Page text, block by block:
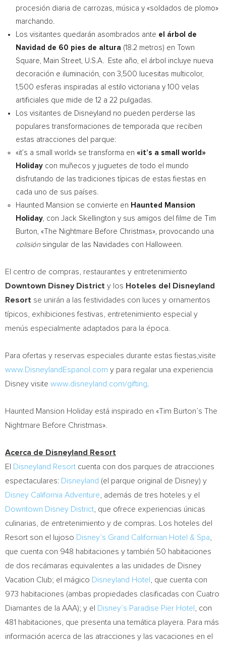
procesión diaria de carrozas, música y «soldados de plomo»
marchando.
Los visitantes quedarán asombrados ante el árbol de
Navidad de 60 pies de altura (18.2 metros) en Town
Square, Main Street, U.S.A. Este año, el árbol incluye nueva
decoración e iluminación, con 3,500 lucesitas multicolor,
1,500 esferas inspiradas al estilo victoriana y 100 velas
artificiales que mide de 12 a 22 pulgadas.
Los visitantes de Disneyland no pueden perderse las
populares transformaciones de temporada que reciben
estas atracciones del parque:
«it’s a small world» se transforma en «it’s a small world»
Holiday con muñecos y juguetes de todo el mundo
disfrutando de las tradiciones típicas de estas fiestas en
cada uno de sus países.
Haunted Mansion se convierte en Haunted Mansion
Holiday, con Jack Skellington y sus amigos del filme de
Tim
Burton, «The Nightmare Before Christmas», provocando una
colisiónsingular de las Navidades con Halloween.
El centro de compras, restaurantes y entretenimiento
Downtown Disney District y los Hoteles del Disneyland
Resort se unirán a las festividades con luces y ornamentos
típicos, exhibiciones festivas, entretenimiento especial y
menús especialmente adaptados para la época.
Para ofertas y reservas especiales durante estas fiestas,visite
www.DisneylandEspanol.com y para regalar una experiencia
Disney visite www.disneyland.com/gifting
Haunted Mansion Holiday está inspirado en «Tim Burton’s The
Nightmare Before Christmas».
Acerca de Disneyland Resort
El
Disneyland Resort cuenta con dos parques de atracciones
espectaculares: Disneyland (el parque original de Disney) y
Disney California Adventure , además de tres hoteles y el
Downtown Disney District , que ofrece experiencias únicas
culinarias, de entretenimiento y de compras. Los hoteles del
Resort son el lujoso Disney’s Grand Californian Hotel & Spa
que cuenta con 948 habitaciones y también 50 habitaciones
de dos recámaras equivalentes a las unidades de Disney
Vacation Club; el mágico Disneyland Hotel
, que cuenta con
973 habitaciones (ambas propiedades clasificadas con Cuatro
Diamantes de la AAA); y el
Disney’s Paradise Pier Hotel
, con
481 habitaciones, que presenta una temática playera. Para más
información acerca de las atracciones y las vacaciones en el